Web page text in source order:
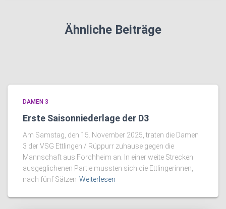
Ähnliche Beiträge
DAMEN 3
Erste Saisonniederlage der D3
Am Samstag, den 15. November 2025, traten die Damen
3 der VSG Ettlingen / Rüppurr zuhause gegen die
Mannschaft aus Forchheim an. In einer weite Strecken
ausgeglichenen Partie mussten sich die Ettlingerinnen,
nach fünf Sätzen Weiterlesen